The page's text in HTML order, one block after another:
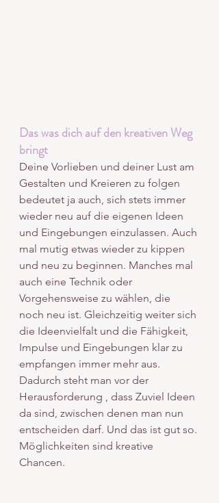
Das was dich auf den kreativen Weg
bringt
Deine Vorlieben und deiner Lust am
Gestalten und Kreieren zu folgen
bedeutet ja auch, sich stets immer
wieder neu auf die eigenen Ideen
und Eingebungen einzulassen. Auch
mal mutig etwas wieder zu kippen
und neu zu beginnen. Manches mal
auch eine Technik oder
Vorgehensweise zu wählen, die
noch neu ist. Gleichzeitig weiter sich
die Ideenvielfalt und die Fähigkeit,
Impulse und Eingebungen klar zu
empfangen immer mehr aus.
Dadurch steht man vor der
Herausforderung , dass Zuviel Ideen
da sind, zwischen denen man nun
entscheiden darf. Und das ist gut so.
Möglichkeiten sind kreative
Chancen.